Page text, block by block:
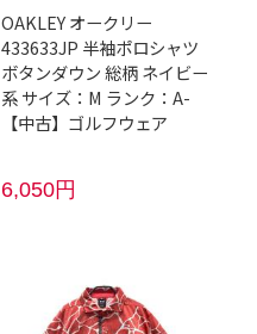
OAKLEY オークリー
433633JP 半袖ポロシャツ
ボタンダウン 総柄 ネイビー
系 サイズ：M ランク：A-
【中古】ゴルフウェア
6,050円